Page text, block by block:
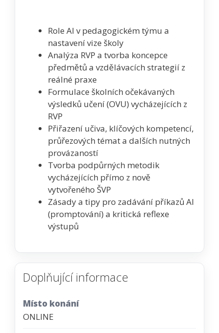
Role AI v pedagogickém týmu a
nastavení vize školy
Analýza RVP a tvorba koncepce
předmětů a vzdělávacích strategií z
reálné praxe
Formulace školních očekávaných
výsledků učení (OVU) vycházejících z
RVP
Přiřazení učiva, klíčových kompetencí,
průřezových témat a dalších nutných
provázaností
Tvorba podpůrných metodik
vycházejících přímo z nově
vytvořeného ŠVP
Zásady a tipy pro zadávání příkazů AI
(promptování) a kritická reflexe
výstupů
Doplňující informace
Místo konání
ONLINE